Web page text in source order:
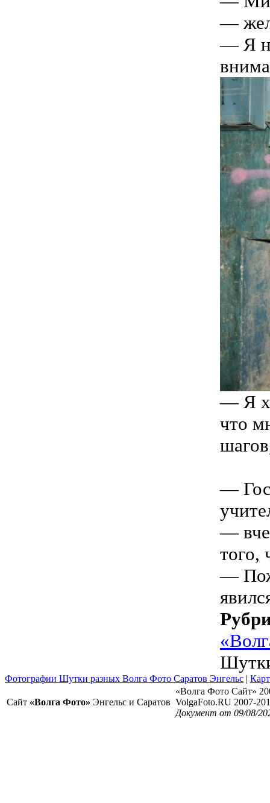
—
— Я
— Я
что
—
—
того,
—
Фотографии Шутки разных Волга Фото Саратов Энгельс |
Сайт «Волга Фото» Энгельс и Саратов
«Волга Фото Сайт»
VolgaFoto.RU 2007-
Документ от 09/08/